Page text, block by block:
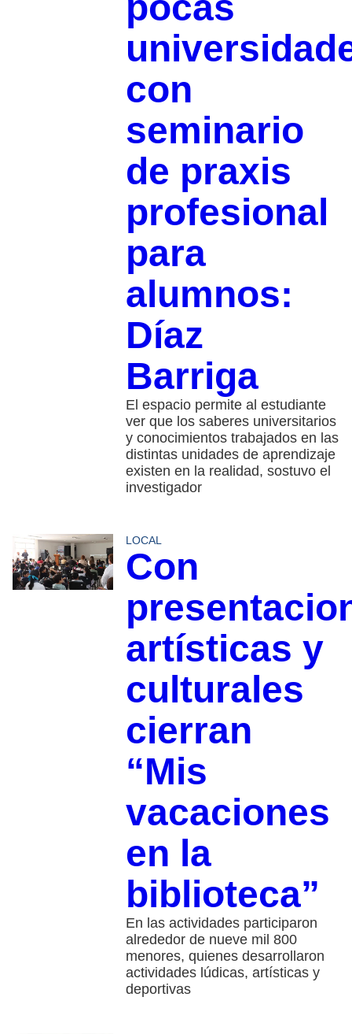
con
seminario
de praxis
profesional
para
alumnos:
Díaz
Barriga
El espacio permite al estudiante
ver que los saberes universitarios
y conocimientos trabajados en las
distintas unidades de aprendizaje
existen en la realidad, sostuvo el
investigador
LOCAL
Con
artísticas y
culturales
cierran
“Mis
vacaciones
en la
biblioteca”
En las actividades participaron
alrededor de nueve mil 800
menores, quienes desarrollaron
actividades lúdicas, artísticas y
deportivas